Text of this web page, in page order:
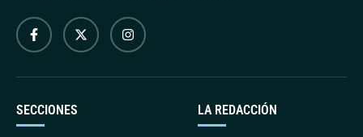
LA REDACCIÓN
SECCIONES